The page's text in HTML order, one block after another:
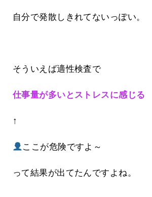
自分で発散しきれてないっぽい。
そういえば適性検査で
仕事量が多いとストレスに感じる
↑
ここが危険ですよ～
って結果が出てたんですよね。